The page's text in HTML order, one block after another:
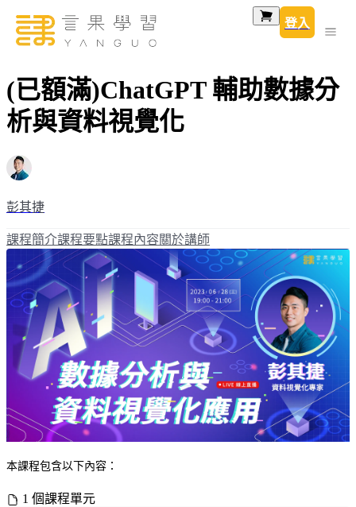
登入
(已額滿)ChatGPT 輔助數據分
析與資料視覺化
彭其捷
課程簡介課程要點課程內容關於講師
本課程包含以下內容：
1 個課程單元